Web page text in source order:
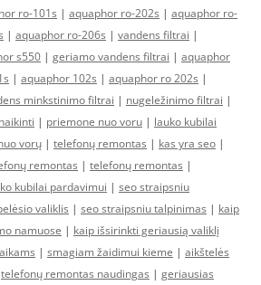
ro-101s | aquaphor ro-202s | aquaphor ro-
| aquaphor ro-206s | vandens filtrai |
s550 | geriamo vandens filtrai | aquaphor
| aquaphor 102s | aquaphor ro 202s |
minkstinimo filtrai | nugeležinimo filtrai |
| priemone nuo voru | lauko kubilai
vorų | telefonų remontas | kas yra seo |
remontas | telefonų remontas |
kubilai pardavimui | seo straipsniu
valiklis | seo straipsniu talpinimas | kaip
namuose | kaip išsirinkti geriausią valiklį
| smagiam žaidimui kieme | aikštelės
telefonų remontas naudingas | geriausias